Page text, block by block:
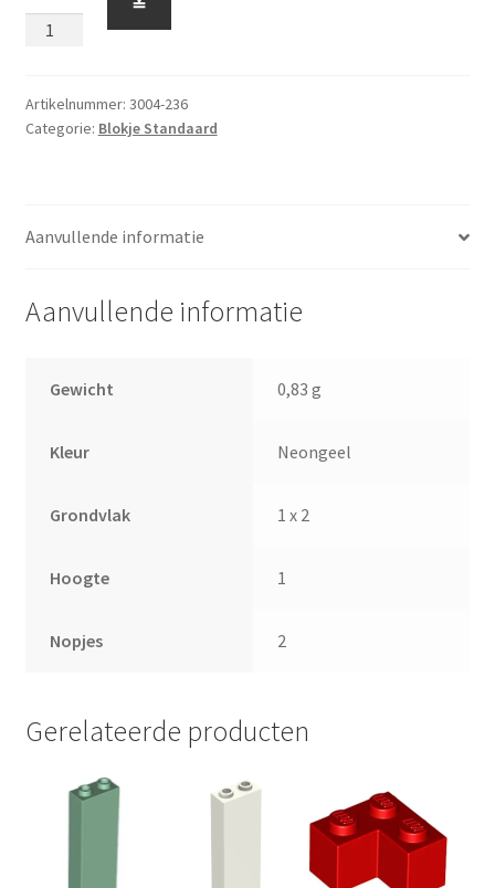
1
Neongeel
aantal
Artikelnummer: 3004-236
Categorie: Blokje Standaard
Aanvullende informatie
Aanvullende informatie
Gewicht 0,83 g
Kleur Neongeel
Grondvlak 1 x 2
Hoogte 1
Nopjes 2
Gerelateerde producten